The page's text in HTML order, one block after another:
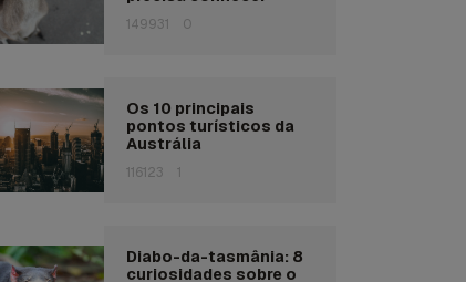
149931 0
Os 10 principais
pontos turísticos da
Austrália
116123 1
Diabo-da-tasmânia: 8
curiosidades sobre o